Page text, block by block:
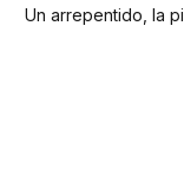
Un arrepentido, la